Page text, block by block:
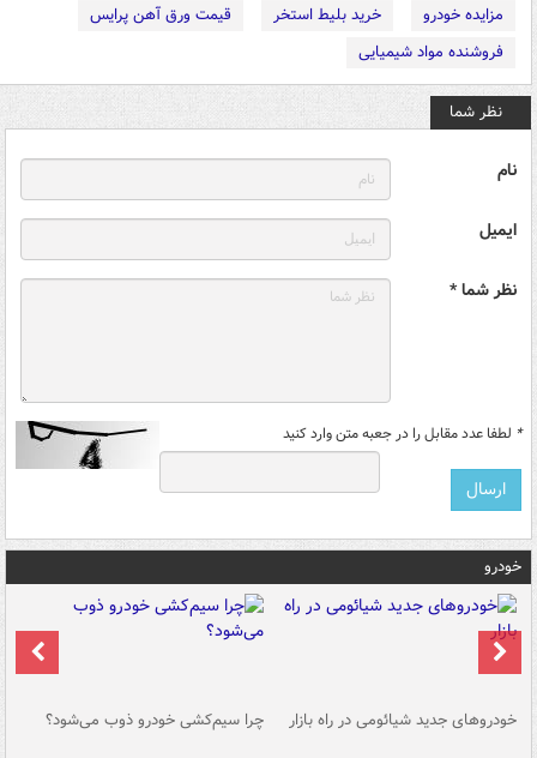
مزایده خودرو
خرید بلیط استخر
قیمت ورق آهن پرایس
فروشنده مواد شیمیایی
نظر شما
نام
ایمیل
نظر شما *
* لطفا عدد مقابل را در جعبه متن وارد کنید
خودرو
خودروهای جدید شیائومی در راه بازار چرا سیم‌کشی خودرو ذوب می‌شود؟